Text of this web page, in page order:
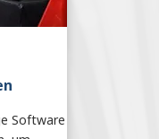
Software